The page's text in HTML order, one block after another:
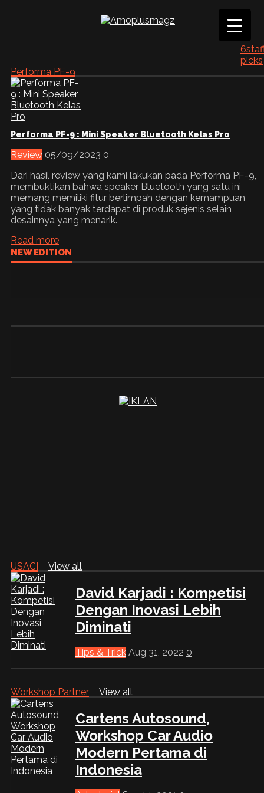
6
picks
Performa PF-9
Performa PF-9 : Mini Speaker Bluetooth Kelas Pro
Review 05/09/2023 0
Dari hasil review yang kami lakukan pada Performa PF-9,
membuktikan bahwa speaker Bluetooth yang satu ini
memang memiliki fitur berlimpah dengan kemampuan
yang tidak banyak terdapat di produk sejenis selain
desainnya yang menarik.
Read more
NEW EDITION
USACI View all
David Karjadi : Kompetisi
Dengan Inovasi Lebih
Diminati
Tips & Trick Aug 31, 2022 0
Workshop Partner View all
Cartens Autosound,
Workshop Car Audio
Modern Pertama di
Indonesia